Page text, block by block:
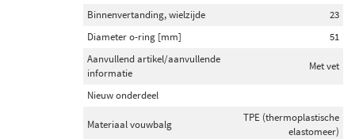
Binnenvertanding, wielzijde
23
Diameter o-ring [mm]
51
Aanvullend artikel/aanvullende
informatie
Met vet
Nieuw onderdeel
Materiaal vouwbalg
TPE (thermoplastische
elastomeer)